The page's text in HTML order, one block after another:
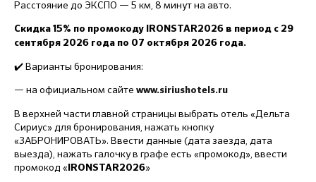
Расстояние до ЭКСПО — 5 км, 8 минут на авто.
Скидка 15% по промокоду IRONSTAR2026 в период с 29
сентября 2026 года по 07 октября 2026 года.
✔️ Варианты бронирования:
— на официальном сайте www.siriushotels.ru
В верхней части главной страницы выбрать отель «Дельта
Сириус» для бронирования, нажать кнопку
«ЗАБРОНИРОВАТЬ». Ввести данные (дата заезда, дата
выезда), нажать галочку в графе есть «промокод», ввести
промокод « IRONSTAR2026»